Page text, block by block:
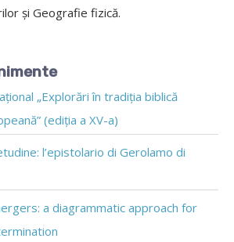
și Geografie fizică.
„Explorări în tradiția biblică
(ediția a XV-a)
l’epistolario di Gerolamo di
a diagrammatic approach for